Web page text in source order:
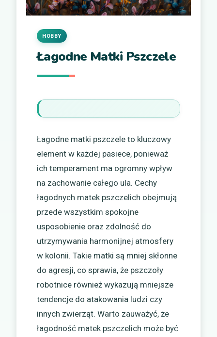
Łagodne Matki Pszczele
HOBBY
Łagodne matki pszczele to kluczowy
element w każdej pasiece, ponieważ
ich temperament ma ogromny wpływ
na zachowanie całego ula. Cechy
łagodnych matek pszczelich obejmują
przede wszystkim spokojne
usposobienie oraz zdolność do
utrzymywania harmonijnej atmosfery
w kolonii. Takie matki są mniej skłonne
do agresji, co sprawia, że pszczoły
robotnice również wykazują mniejsze
tendencje do atakowania ludzi czy
innych zwierząt. Warto zauważyć, że
łagodność matek pszczelich może być